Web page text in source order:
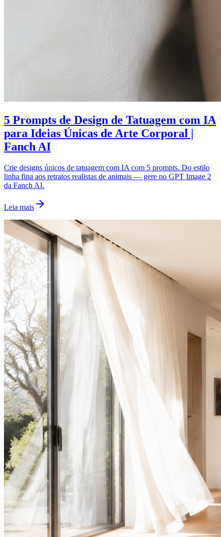
5 Prompts de Design de Tatuagem com IA
para Ideias Únicas de Arte Corporal |
Fanch AI
Crie designs únicos de tatuagem com IA com 5 prompts. Do estilo
linha fina aos retratos realistas de animais — gere no GPT Image 2
da Fanch AI.
Leia mais